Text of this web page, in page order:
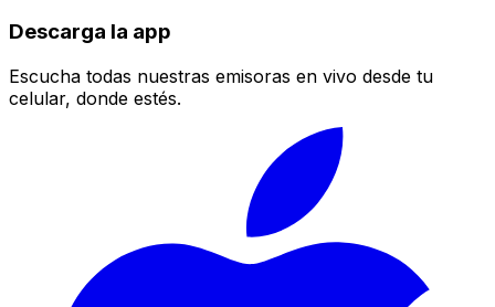
Descarga la app
Escucha todas nuestras emisoras en vivo desde tu
celular, donde estés.